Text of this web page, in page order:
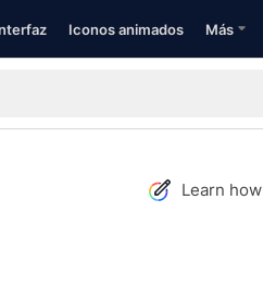
Iconos animados Más
Learn how